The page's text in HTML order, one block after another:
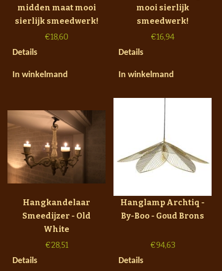
midden maat mooi
sierlijk smeedwerk!
€18,60
Details
In winkelmand
mooi sierlijk
smeedwerk!
€16,94
Details
In winkelmand
Hangkandelaar
Smeedijzer - Old
White
€28,51
Details
Hanglamp Archtiq -
By-Boo - Goud Brons
€94,63
Details